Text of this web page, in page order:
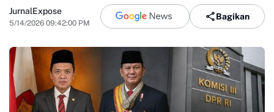
JurnalExpose
5/14/2026 09:42:00 PM
Bagikan